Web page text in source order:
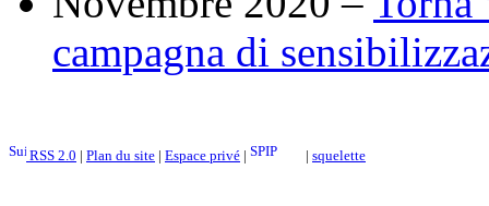
campagna di
RSS 2.0 | Plan du site | Espace privé | | squelette